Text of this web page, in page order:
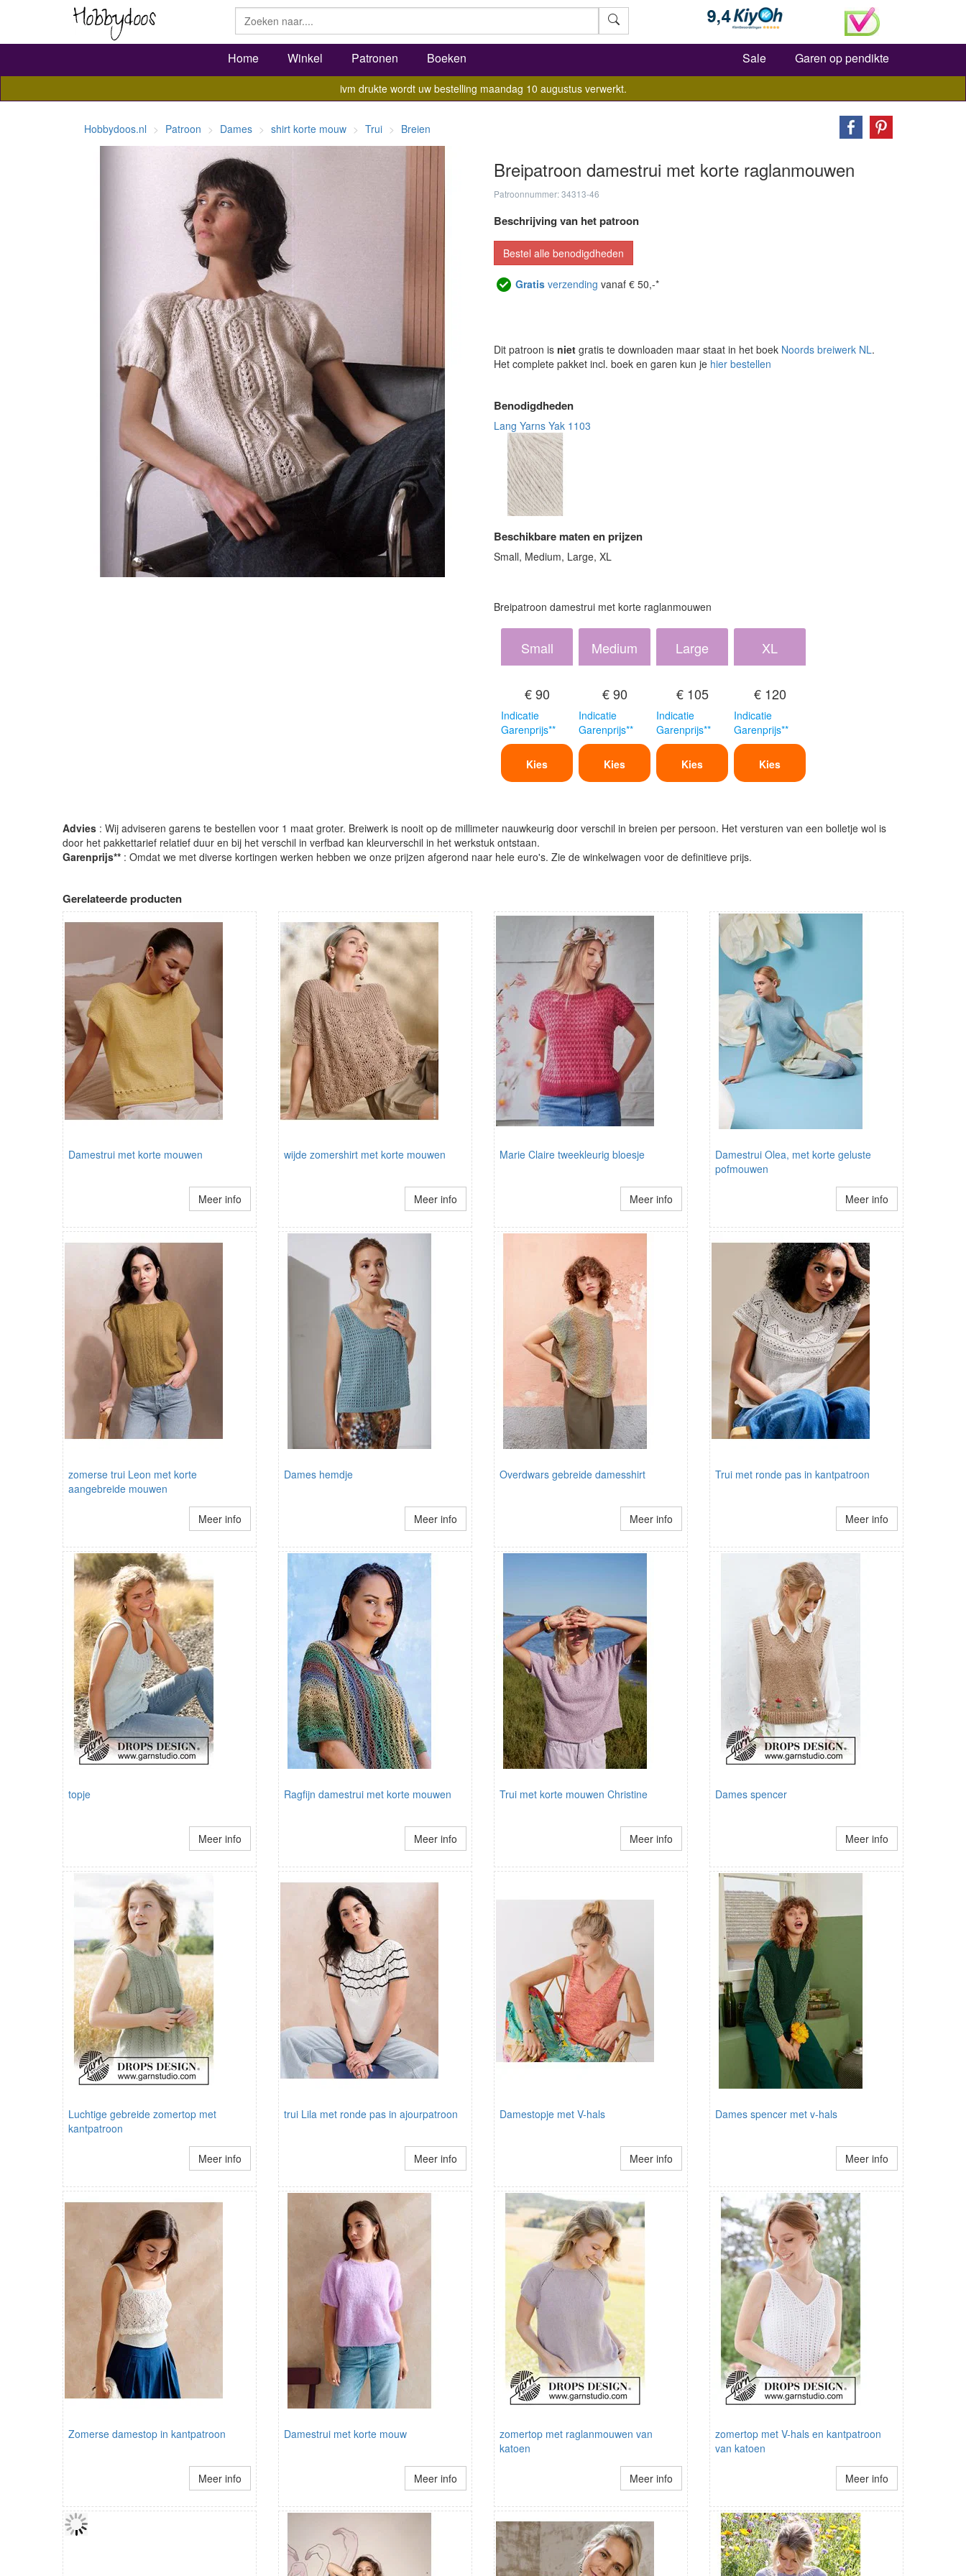
Zoeken
Home Winkel Patronen Boeken Sale Garen op pendikte
ivm drukte wordt uw bestelling maandag 10 augustus verwerkt.
Hobbydoos.nl Patroon Dames shirt korte mouw Trui Breien
Breipatroon damestrui met korte raglanmouwen
Patroonnummer: 34313-46
Beschrijving van het patroon
Bestel alle benodigdheden
Gratis verzending vanaf € 50,-*
Dit patroon is niet gratis te downloaden maar staat in het boek Noords breiwerk NL.
Het complete pakket incl. boek en garen kun je hier bestellen
Benodigdheden
Lang Yarns Yak 1103
Beschikbare maten en prijzen
Small, Medium, Large, XL
Breipatroon damestrui met korte raglanmouwen
Small
€ 90
Indicatie
Garenprijs**
Kies
Medium
€ 90
Indicatie
Garenprijs**
Kies
Large
€ 105
Indicatie
Garenprijs**
Kies
XL
€ 120
Indicatie
Garenprijs**
Kies
Advies : Wij adviseren garens te bestellen voor 1 maat groter. Breiwerk is nooit op de millimeter nauwkeurig door verschil in breien per persoon. Het versturen van een bolletje wol is
door het pakkettarief relatief duur en bij het verschil in verfbad kan kleurverschil in het werkstuk ontstaan.
Garenprijs** : Omdat we met diverse kortingen werken hebben we onze prijzen afgerond naar hele euro's. Zie de winkelwagen voor de definitieve prijs.
Gerelateerde producten
Damestrui met korte mouwen
Meer info
wijde zomershirt met korte mouwen
Meer info
Marie Claire tweekleurig bloesje
Meer info
Damestrui Olea, met korte geluste
pofmouwen
Meer info
zomerse trui Leon met korte
aangebreide mouwen
Meer info
Dames hemdje
Meer info
Overdwars gebreide damesshirt
Meer info
Trui met ronde pas in kantpatroon
Meer info
topje
Meer info
Ragfijn damestrui met korte mouwen
Meer info
Trui met korte mouwen Christine
Meer info
Dames spencer
Meer info
Luchtige gebreide zomertop met
kantpatroon
Meer info
trui Lila met ronde pas in ajourpatroon
Meer info
Damestopje met V-hals
Meer info
Dames spencer met v-hals
Meer info
Zomerse damestop in kantpatroon
Meer info
Damestrui met korte mouw
Meer info
zomertop met raglanmouwen van
katoen
Meer info
zomertop met V-hals en kantpatroon
van katoen
Meer info